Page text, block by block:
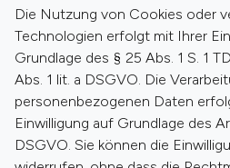
Die Nutzung von Cookies oder
Technologien erfolgt mit Ihrer
Grundlage des § 25 Abs. 1 S. 1
Abs. 1 lit. a DSGVO. Die
personenbezogenen Daten
Einwilligung auf Grundlage des
DSGVO. Sie können die